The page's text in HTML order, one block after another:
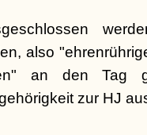
also
an den Tag
zur HJ